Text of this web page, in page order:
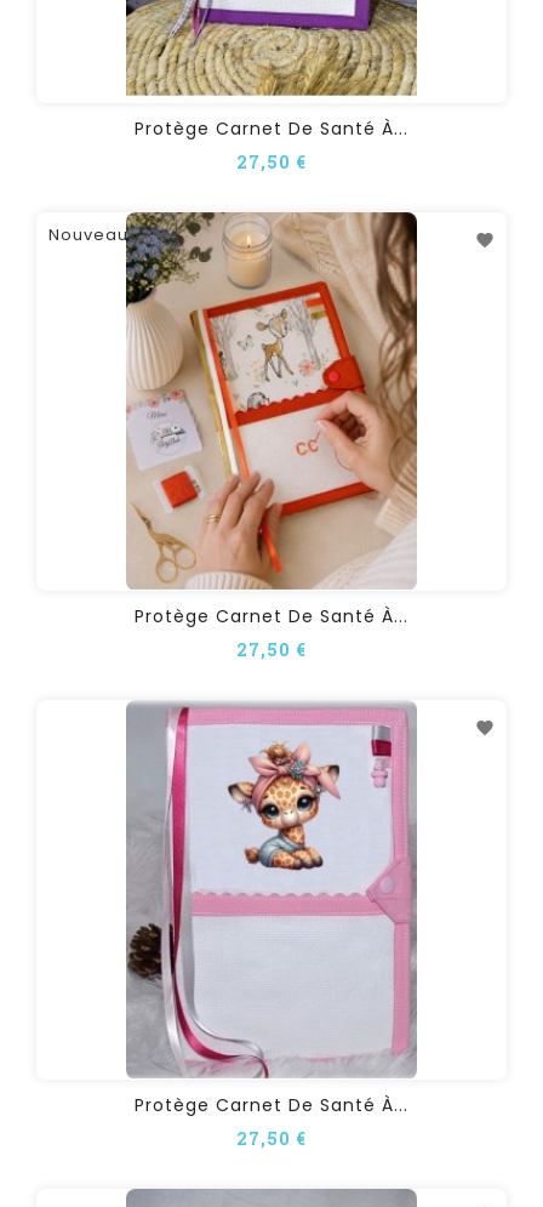
Protège Carnet De Santé À...
27,50 €
Nouveau
Protège Carnet De Santé À...
27,50 €
Protège Carnet De Santé À...
27,50 €